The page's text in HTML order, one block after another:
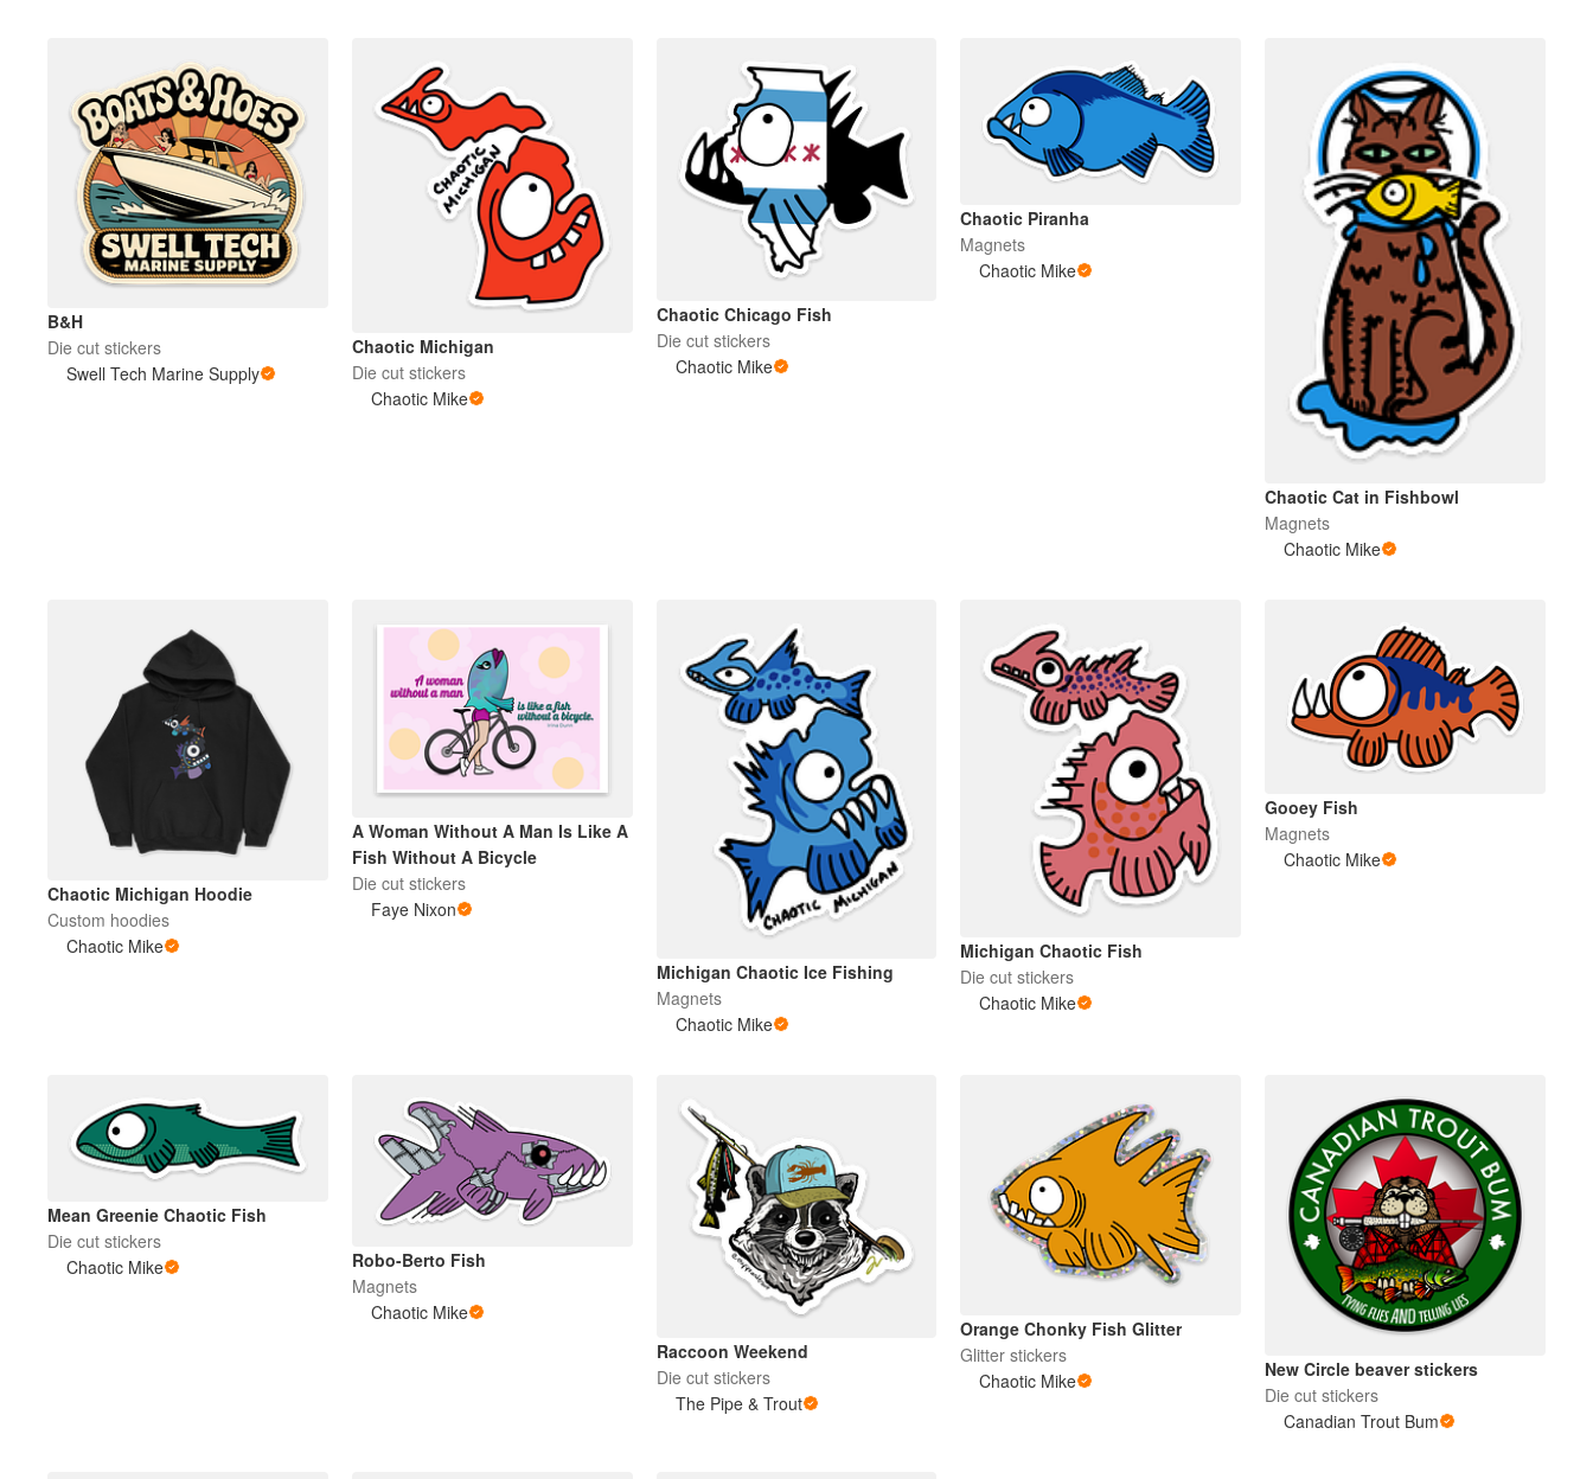
B&H
Die cut stickers
Swell Tech Marine Supply
Chaotic Michigan
Die cut stickers
Chaotic Mike
Chaotic Chicago Fish
Die cut stickers
Chaotic Mike
Chaotic Piranha
Magnets
Chaotic Mike
Chaotic Cat in Fishbowl
Magnets
Chaotic Mike
Chaotic Michigan Hoodie
Custom hoodies
Chaotic Mike
A Woman Without A Man Is Like A
Fish Without A Bicycle
Die cut stickers
Faye Nixon
Michigan Chaotic Ice Fishing
Magnets
Chaotic Mike
Michigan Chaotic Fish
Die cut stickers
Chaotic Mike
Gooey Fish
Magnets
Chaotic Mike
Mean Greenie Chaotic Fish
Die cut stickers
Chaotic Mike
Robo-Berto Fish
Magnets
Chaotic Mike
Raccoon Weekend
Die cut stickers
The Pipe & Trout
Orange Chonky Fish Glitter
Glitter stickers
Chaotic Mike
New Circle beaver stickers
Die cut stickers
Canadian Trout Bum